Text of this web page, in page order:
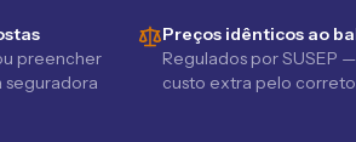
preencher
seguradora
Preços idênticos ao
Regulados por SUSEP
custo extra pelo